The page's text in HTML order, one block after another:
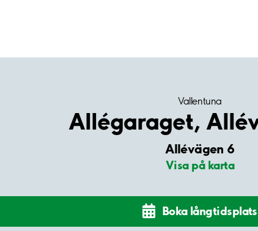
Vallentuna
Allégaraget,
Allévägen 6
Visa på karta
Boka långtidsplats